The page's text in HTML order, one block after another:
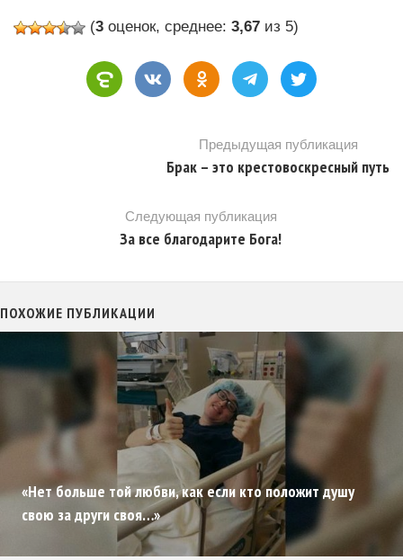
(3 оценок, среднее: 3,67 из 5)
Предыдущая публикация
Брак – это крестовоскресный путь
Следующая публикация
За все благодарите Бога!
ПОХОЖИЕ ПУБЛИКАЦИИ
«Нет больше той любви, как если кто положит душу
свою за други своя…»